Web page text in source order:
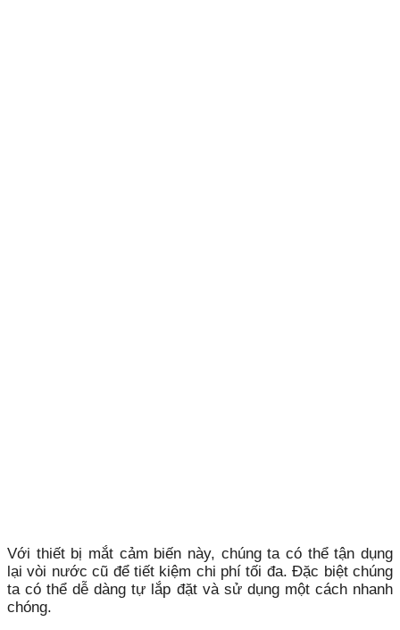
Với thiết bị mắt cảm biến này, chúng ta có thể tận dụng
lại vòi nước cũ để tiết kiệm chi phí tối đa. Đặc biệt chúng
ta có thể dễ dàng tự lắp đặt và sử dụng một cách nhanh
chóng.